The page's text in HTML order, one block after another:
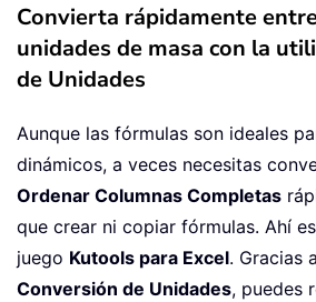
Convierta rápidamente
unidades de masa con la
de Unidades
Aunque las fórmulas son ideales
dinámicos, a veces necesitas
Ordenar Columnas Completas
que crear ni copiar fórmulas. Ahí
juego Kutools para Excel. Gracias
Conversión de Unidades, puedes